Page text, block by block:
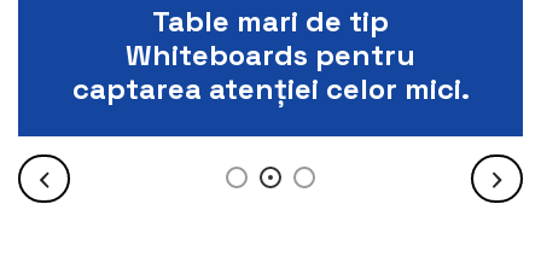
Table mari de tip
Whiteboards pentru
captarea atenției celor mici.